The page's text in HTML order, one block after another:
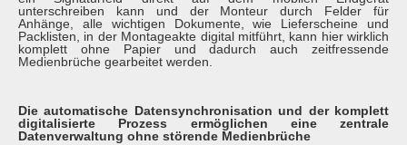
unterschreiben kann und der Monteur durch Felder für
Anhänge, alle wichtigen Dokumente, wie Lieferscheine und
Packlisten, in der Montageakte digital mitführt, kann hier wirklich
komplett ohne Papier und dadurch auch zeitfressende
Medienbrüche gearbeitet werden.
Die automatische Datensynchronisation und der komplett
digitalisierte Prozess ermöglichen eine zentrale
Datenverwaltung ohne störende Medienbrüche